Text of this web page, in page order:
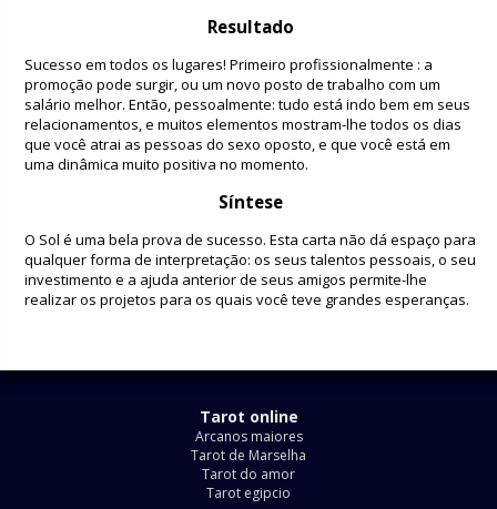
Resultado
Sucesso em todos os lugares! Primeiro profissionalmente : a
promoção pode surgir, ou um novo posto de trabalho com um
salário melhor. Então, pessoalmente: tudo está indo bem em seus
relacionamentos, e muitos elementos mostram-lhe todos os dias
que você atrai as pessoas do sexo oposto, e que você está em
uma dinâmica muito positiva no momento.
Síntese
O Sol é uma bela prova de sucesso. Esta carta não dá espaço para
qualquer forma de interpretação: os seus talentos pessoais, o seu
investimento e a ajuda anterior de seus amigos permite-lhe
realizar os projetos para os quais você teve grandes esperanças.
Tarot online
Arcanos maiores
Tarot de Marselha
Tarot do amor
Tarot egipcio